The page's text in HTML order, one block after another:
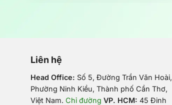
Liên hệ
Head Office: Số 5, Đường Trần Văn Hoài,
Phường Ninh Kiều, Thành phố Cần Thơ,
Việt Nam. Chỉ đường VP. HCM: 45 Đinh